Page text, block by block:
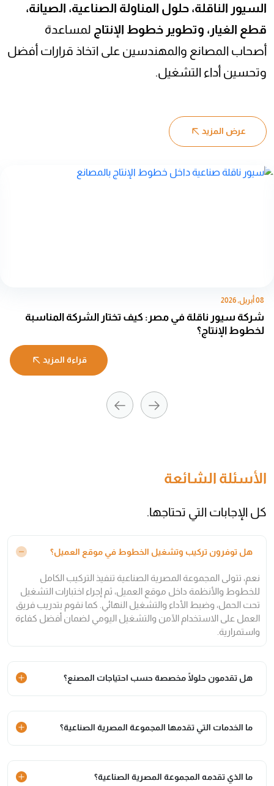
السيور الناقلة، حلول المناولة الصناعية، الصيانة،
قطع الغيار، وتطوير خطوط الإنتاج لمساعدة
أصحاب المصانع والمهندسين على اتخاذ قرارات أفضل
وتحسين أداء التشغيل.
عرض المزيد
08 أبريل, 2026
شركة سيور ناقلة في مصر: كيف تختار الشركة المناسبة
لخطوط الإنتاج؟
قراءة المزيد
الأسئلة الشائعة
كل الإجابات التي تحتاجها.
هل توفرون تركيب وتشغيل الخطوط في موقع العميل؟
نعم، تتولى المجموعة المصرية الصناعية تنفيذ التركيب الكامل
للخطوط والأنظمة داخل موقع العميل، ثم إجراء اختبارات التشغيل
تحت الحمل، وضبط الأداء والتشغيل النهائي. كما نقوم بتدريب فريق
العمل على الاستخدام الآمن والتشغيل اليومي لضمان أفضل كفاءة
واستمرارية.
هل تقدمون حلولًا مخصصة حسب احتياجات المصنع؟
ما الخدمات التي تقدمها المجموعة المصرية الصناعية؟
ما الذي تقدمه المجموعة المصرية الصناعية؟